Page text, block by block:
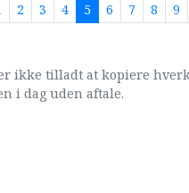
2 3 4 5 6 7 8
9
er ikke tilladt at kopiere
i dag uden aftale.